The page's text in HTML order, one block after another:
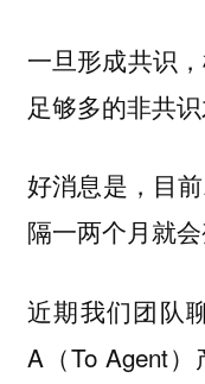
一旦形成共识
足够多的非共识
好消息是，目
隔一两个月就会
近期我们团队
A（To Agent